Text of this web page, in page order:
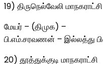
19) திருநெல்வேலி மாநகராட்சி
மேயர் – (திமுக) –
பி.எம்.சரவணன் – இல்லத்து
20) தூத்துக்குடி மாநகராட்சி